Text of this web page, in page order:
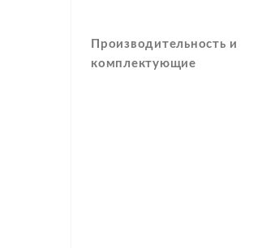
Производительность и
комплектующие